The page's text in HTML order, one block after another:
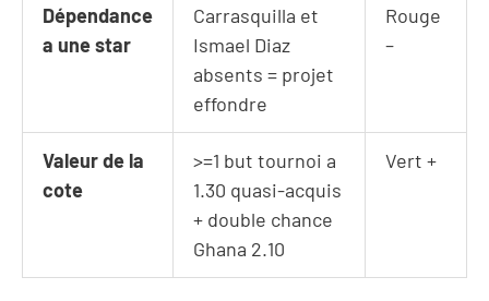
Dépendance
a une star
Carrasquilla et
Ismael Diaz
absents = projet
effondre
Rouge
–
Valeur de la
cote
>=1 but tournoi a
1.30 quasi-acquis
+ double chance
Ghana 2.10
Vert +